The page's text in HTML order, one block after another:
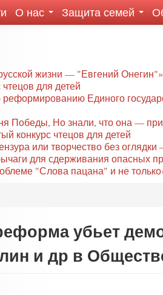
О нас Защита семей
жизни — "Евгений
для детей
Единого
Победы, Но знали, что она —
конкурс чтецов для детей
или творчество без
для сдерживания опасных
"Слова пацана" и не
убьет
и др в